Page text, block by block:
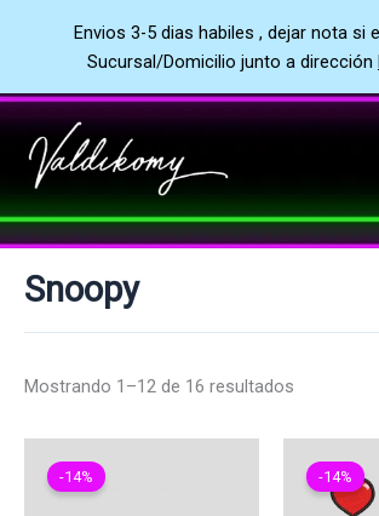
Envios 3-5 dias habiles , dejar nota si
Sucursal/Domicilio junto a dirección
al
contenido
Snoopy
Mostrando 1–12 de 16 resultados
-14% -14%